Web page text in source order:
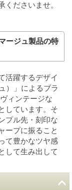
ださいませ。
ージュ製品の特
活躍するデザイ
）」によるブラ
ィンテージな
しています。そ
プル先・刻印な
ープに振ること
て豊かなツヤ感
して生み出して